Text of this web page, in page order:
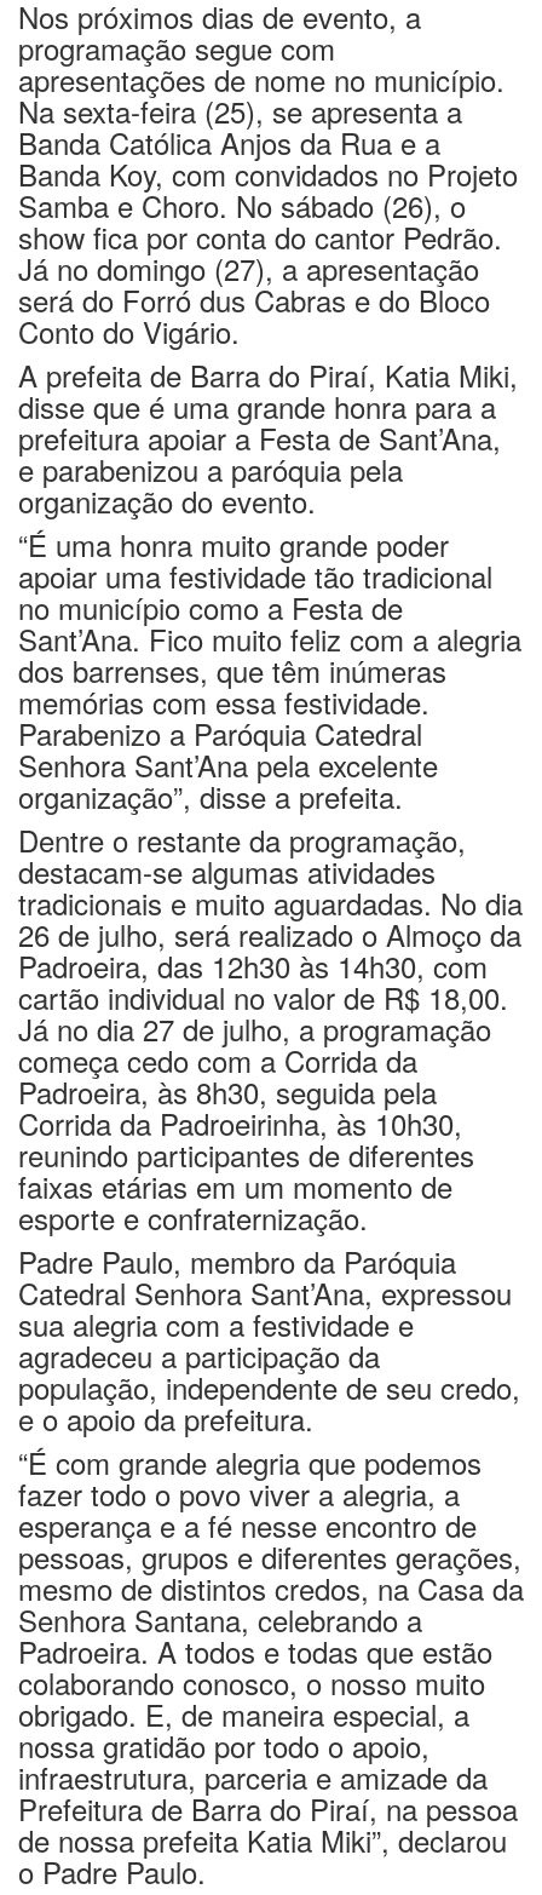
Nos próximos dias de evento, a
programação segue com
apresentações de nome no município.
Na sexta-feira (25), se apresenta a
Banda Católica Anjos da Rua e a
Banda Koy, com convidados no Projeto
Samba e Choro. No sábado (26), o
show fica por conta do cantor Pedrão.
Já no domingo (27), a apresentação
será do Forró dus Cabras e do Bloco
Conto do Vigário.
A prefeita de Barra do Piraí, Katia Miki,
disse que é uma grande honra para a
prefeitura apoiar a Festa de Sant’Ana,
e parabenizou a paróquia pela
organização do evento.
“É uma honra muito grande poder
apoiar uma festividade tão tradicional
no município como a Festa de
Sant’Ana. Fico muito feliz com a alegria
dos barrenses, que têm inúmeras
memórias com essa festividade.
Parabenizo a Paróquia Catedral
Senhora Sant’Ana pela excelente
organização”, disse a prefeita.
Dentre o restante da programação,
destacam-se algumas atividades
tradicionais e muito aguardadas. No dia
26 de julho, será realizado o Almoço da
Padroeira, das 12h30 às 14h30, com
cartão individual no valor de R$ 18,00.
Já no dia 27 de julho, a programação
começa cedo com a Corrida da
Padroeira, às 8h30, seguida pela
Corrida da Padroeirinha, às 10h30,
reunindo participantes de diferentes
faixas etárias em um momento de
esporte e confraternização.
Padre Paulo, membro da Paróquia
Catedral Senhora Sant’Ana, expressou
sua alegria com a festividade e
agradeceu a participação da
população, independente de seu credo,
e o apoio da prefeitura.
“É com grande alegria que podemos
fazer todo o povo viver a alegria, a
esperança e a fé nesse encontro de
pessoas, grupos e diferentes gerações,
mesmo de distintos credos, na Casa da
Senhora Santana, celebrando a
Padroeira. A todos e todas que estão
colaborando conosco, o nosso muito
obrigado. E, de maneira especial, a
nossa gratidão por todo o apoio,
infraestrutura, parceria e amizade da
Prefeitura de Barra do Piraí, na pessoa
de nossa prefeita Katia Miki”, declarou
o Padre Paulo.